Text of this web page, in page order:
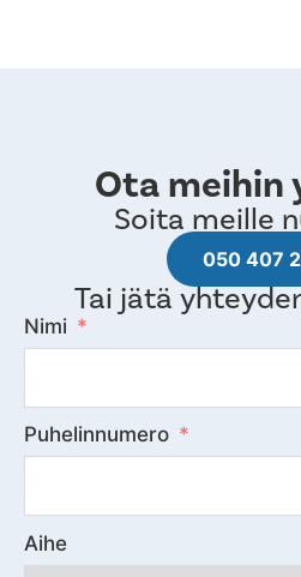
Ota
Soita meille
050 407
Tai jätä
Nimi
Puhelinnumero
Aihe